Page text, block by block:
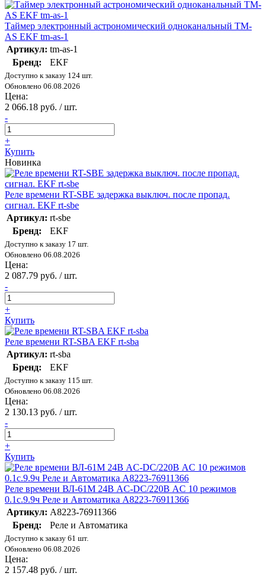
Таймер электронный астрономический одноканальный TM-
AS EKF tm-as-1
Артикул: tm-as-1
Бренд:
EKF
Доступно к заказу 124 шт.
Обновлено 06.08.2026
Цена:
2 066.18 руб. / шт.
-
+
Купить
Новинка
Реле времени RT-SBE задержка выключ. после пропад.
сигнал. EKF rt-sbe
Артикул: rt-sbe
Бренд:
EKF
Доступно к заказу 17 шт.
Обновлено 06.08.2026
Цена:
2 087.79 руб. / шт.
-
+
Купить
Реле времени RT-SBA EKF rt-sba
Артикул: rt-sba
Бренд:
EKF
Доступно к заказу 115 шт.
Обновлено 06.08.2026
Цена:
2 130.13 руб. / шт.
-
+
Купить
Реле времени ВЛ-61М 24В AC-DC/220В AC 10 режимов
0.1с.9.9ч Реле и Автоматика A8223-76911366
Артикул: A8223-76911366
Бренд:
Реле и Автоматика
Доступно к заказу 61 шт.
Обновлено 06.08.2026
Цена:
2 157.48 руб. / шт.